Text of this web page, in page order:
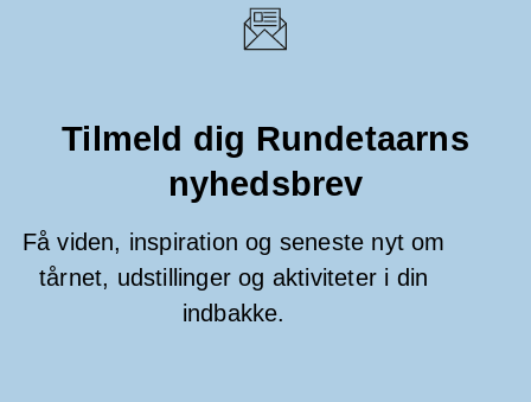
Tilmeld dig Rundetaarns
nyhedsbrev
Få viden, inspiration og seneste nyt om
tårnet, udstillinger og aktiviteter i din
indbakke.